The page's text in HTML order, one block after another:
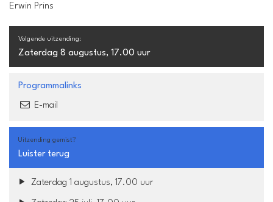
Erwin Prins
Volgende uitzending:
Zaterdag 8 augustus, 17.00 uur
Programmalinks
E-mail
Uitzending gemist?
Luister terug
Zaterdag 1 augustus, 17.00 uur